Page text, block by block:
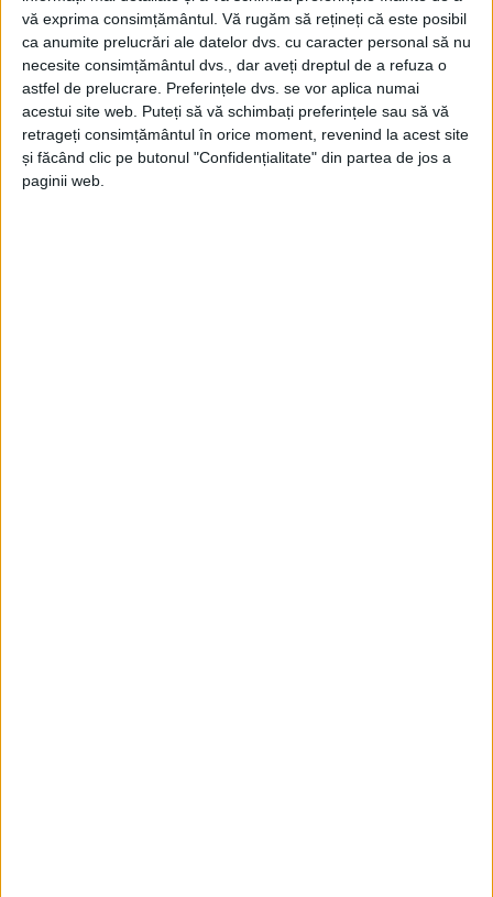
vă exprima consimțământul. Vă rugăm să rețineți că este posibil
ca anumite prelucrări ale datelor dvs. cu caracter personal să nu
necesite consimțământul dvs., dar aveți dreptul de a refuza o
astfel de prelucrare. Preferințele dvs. se vor aplica numai
acestui site web. Puteți să vă schimbați preferințele sau să vă
retrageți consimțământul în orice moment, revenind la acest site
și făcând clic pe butonul "Confidențialitate" din partea de jos a
paginii web.
sărbătorită pe 25 octombrie!
Arhive